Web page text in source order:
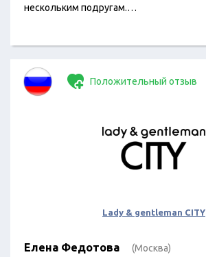
нескольким подругам.…
Положительный отзыв
Lady & gentleman CITY
Елена Федотова (Москва)